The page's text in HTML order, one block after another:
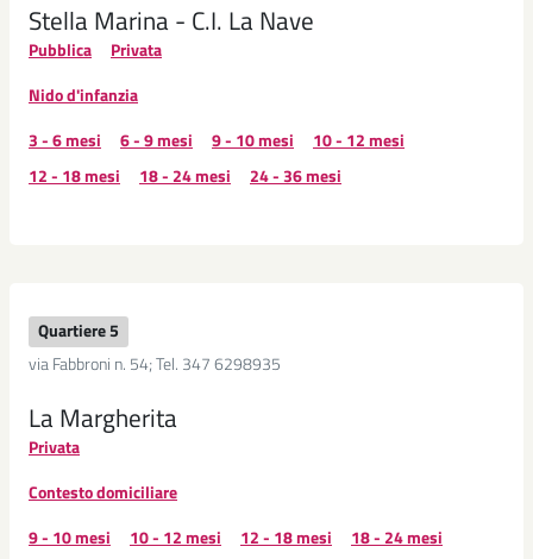
Stella Marina - C.I. La Nave
Pubblica
Privata
Nido d'infanzia
3 - 6 mesi
6 - 9 mesi 9 - 10 mesi
10 - 12 mesi
12 - 18 mesi
18 - 24 mesi 24 - 36 mesi
Quartiere 5
via Fabbroni n. 54; Tel. 347 6298935
La Margherita
Privata
Contesto domiciliare
9 - 10 mesi
10 - 12 mesi 12 - 18 mesi
18 - 24 mesi